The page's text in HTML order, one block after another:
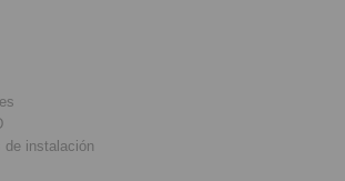
de instalación